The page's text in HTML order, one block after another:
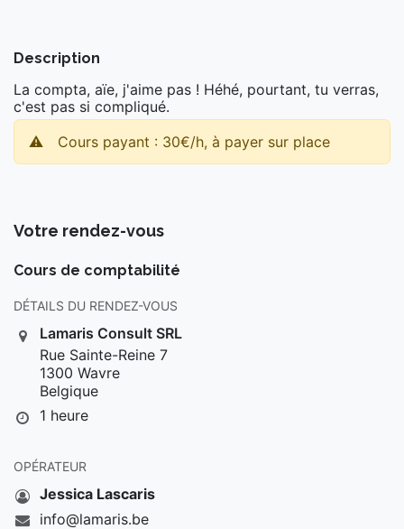
Description
La compta, aïe, j'aime pas ! Héhé, pourtant, tu verras,
c'est pas si compliqué.
⚠️
Cours payant : 30€/h, à payer sur place
Votre rendez-vous
Cours de comptabilité
DÉTAILS DU RENDEZ-VOUS
Lamaris Consult SRL
Rue Sainte-Reine 7
1300 Wavre
Belgique
1 heure
OPÉRATEUR
Jessica Lascaris
info@lamaris.be